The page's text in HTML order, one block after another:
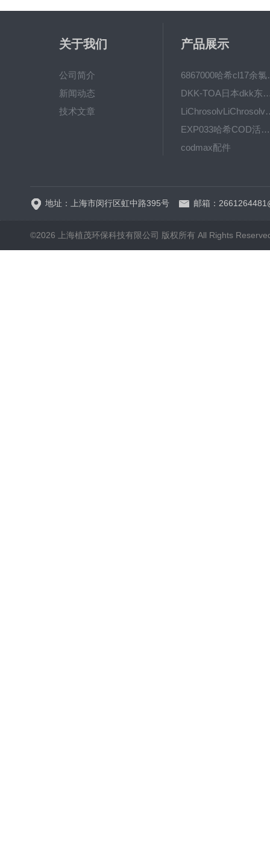
关于我们
公司简介
新闻动态
技术文章
产品展示
6867000
DKK-TOA日本dkk东亚电
EXP033哈希COD活塞泵价格 EXP033
codmax配件
地址：上海市闵行区虹中路395号 邮箱：
©2026 上海植茂环保科技有限公司 版权所有 All Rights